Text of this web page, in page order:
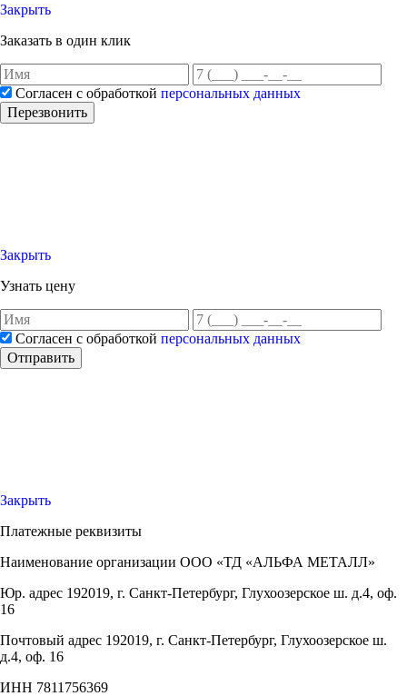
Закрыть
Заказать в один клик
Согласен с обработкой персональных данных
Перезвонить
Закрыть
Узнать цену
Согласен с обработкой персональных данных
Отправить
Закрыть
Платежные реквизиты
Наименование организации ООО «ТД «АЛЬФА МЕТАЛЛ»
Юр. адрес 192019, г. Санкт-Петербург, Глухоозерское ш. д.4, оф.
16
Почтовый адрес 192019, г. Санкт-Петербург, Глухоозерское ш.
д.4, оф. 16
ИНН 7811756369